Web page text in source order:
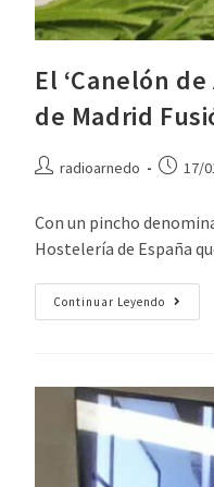
El ‘Canelón
de Madrid
radioarnedo 17/
Con un pincho
Hostelería de España
Continuar Leyendo